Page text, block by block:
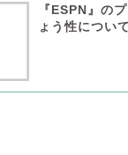
『ESPN』の
ょう性について